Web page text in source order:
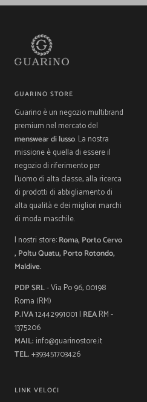
GUARINO STORE
Guarino è un negozio multibrand
premium nel mercato del
menswear di lusso. La nostra
missione è quella di essere il
negozio di riferimento per
l'uomo di alta classe, alla ricerca
di prodotti di abbigliamento di
alta qualità e dei migliori marchi
di moda maschile.
I nostri store:Roma, Porto Cervo
, Poltu Quatu, Porto Rotondo,
Maldive.
PDP SRL- Via Po 96, 00198
Roma (RM)
P.IVA12442991001 | REARM -
1375206
MAIL: info@guarinostore.it
TEL.+393451703426
LINK VELOCI